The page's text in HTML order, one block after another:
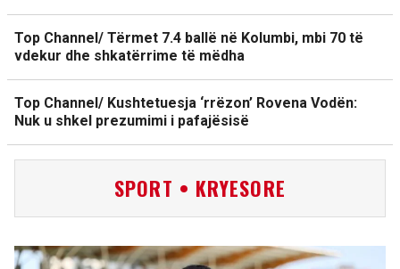
Top Channel/ Tërmet 7.4 ballë në Kolumbi, mbi 70 të
vdekur dhe shkatërrime të mëdha
Top Channel/ Kushtetuesja ‘rrëzon’ Rovena Vodën:
Nuk u shkel prezumimi i pafajësisë
SPORT • KRYESORE